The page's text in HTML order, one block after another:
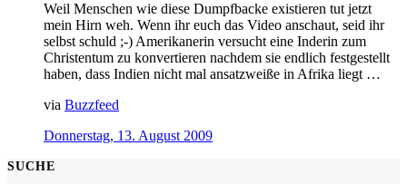
Weil Menschen wie diese Dumpfbacke existieren tut jetzt
mein Hirn weh. Wenn ihr euch das Video anschaut, seid ihr
selbst schuld ;-) Amerikanerin versucht eine Inderin zum
Christentum zu konvertieren nachdem sie endlich festgestellt
haben, dass Indien nicht mal ansatzweiße in Afrika liegt …
via Buzzfeed
Donnerstag, 13. August 2009
SUCHE